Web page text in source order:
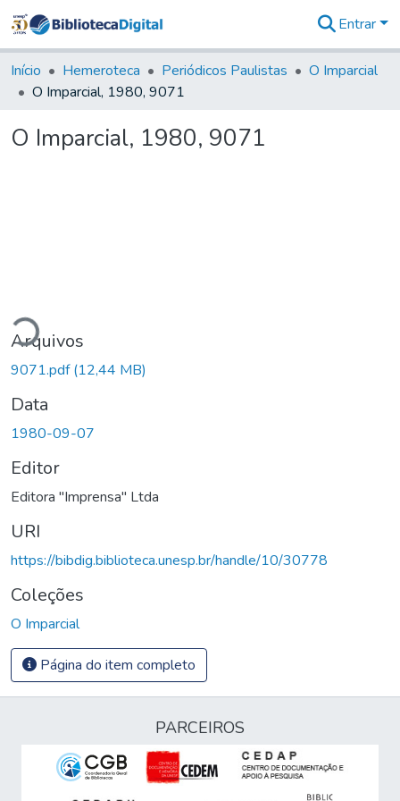
&
Coleções
Tudo na
Digital
Entrar
Início Hemeroteca Periódicos Paulistas
O Imparcial
O Imparcial, 1980, 9071
O Imparcial, 1980, 9071
Arquivos
9071.pdf(12,44 MB)
Data
1980-09-07
Editor
Editora "Imprensa" Ltda
URI
https://bibdig.biblioteca.unesp.br/handle/10/30778
Coleções
O Imparcial
Página do item completo
PARCEIROS